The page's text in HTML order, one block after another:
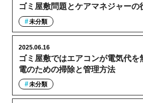
ゴミ屋敷問題とケアマネジャーの
未分類
ゴミ屋敷ではエアコンが電気代を
電のための掃除と管理方法
2025.06.16
未分類